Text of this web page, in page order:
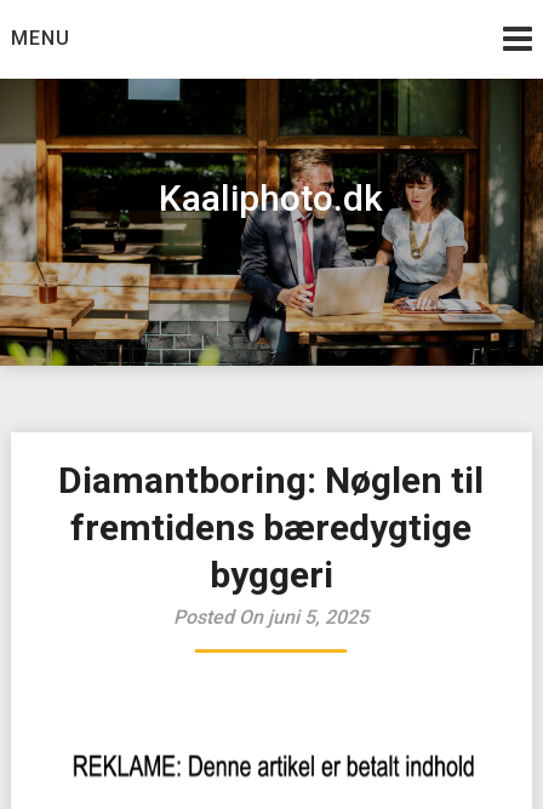
toMENU
Kaaliphoto.dk
Diamantboring: Nøglen til
fremtidens bæredygtige
byggeri
Posted On juni 5, 2025